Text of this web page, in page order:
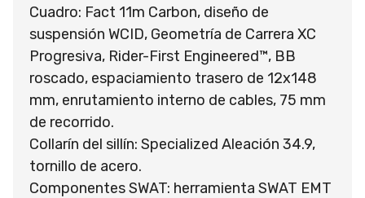
Cuadro: Fact 11m Carbon, diseño de
suspensión WCID, Geometría de Carrera XC
Progresiva, Rider-First Engineered™, BB
roscado, espaciamiento trasero de 12x148
mm, enrutamiento interno de cables, 75 mm
de recorrido.
Collarín del sillín: Specialized Aleación 34.9,
tornillo de acero.
Componentes SWAT: herramienta SWAT EMT